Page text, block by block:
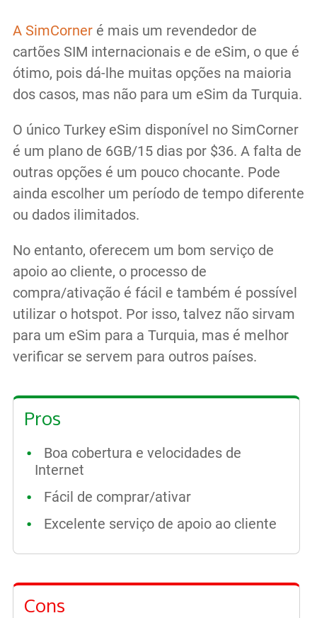
A SimCorneré mais um revendedor de
cartões SIM internacionais e de eSim, o que é
ótimo, pois dá-lhe muitas opções na maioria
dos casos, mas não para um eSim da Turquia.
O único Turkey eSim disponível no SimCorner
é um plano de 6GB/15 dias por $36. A falta de
outras opções é um pouco chocante. Pode
ainda escolher um período de tempo diferente
ou dados ilimitados.
No entanto, oferecem um bom serviço de
apoio ao cliente, o processo de
compra/ativação é fácil e também é possível
utilizar o hotspot. Por isso, talvez não sirvam
para um eSim para a Turquia, mas é melhor
verificar se servem para outros países.
Pros
Boa cobertura e velocidades de
Internet
Fácil de comprar/ativar
Excelente serviço de apoio ao cliente
Cons